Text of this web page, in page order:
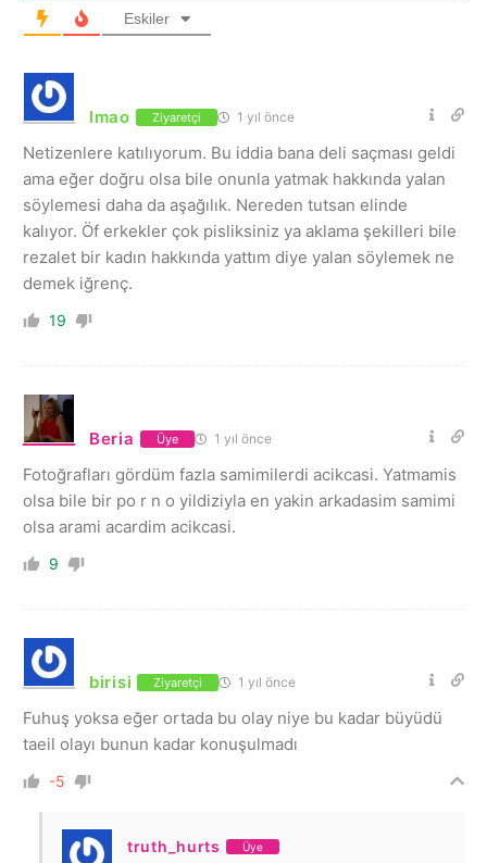
Eskiler
lmao Ziyaretçi 1 yıl önce
Netizenlere katılıyorum. Bu iddia bana deli saçması geldi
ama eğer doğru olsa bile onunla yatmak hakkında yalan
söylemesi daha da aşağılık. Nereden tutsan elinde
kalıyor. Öf erkekler çok pisliksiniz ya aklama şekilleri bile
rezalet bir kadın hakkında yattım diye yalan söylemek ne
demek iğrenç.
19
Beria Üye 1 yıl önce
Fotoğrafları gördüm fazla samimilerdi acikcasi. Yatmamis
olsa bile bir po r n o yildiziyla en yakin arkadasim samimi
olsa arami acardim acikcasi.
9
birisi Ziyaretçi 1 yıl önce
Fuhuş yoksa eğer ortada bu olay niye bu kadar büyüdü
taeil olayı bunun kadar konuşulmadı
-5
truth_hurts Üye